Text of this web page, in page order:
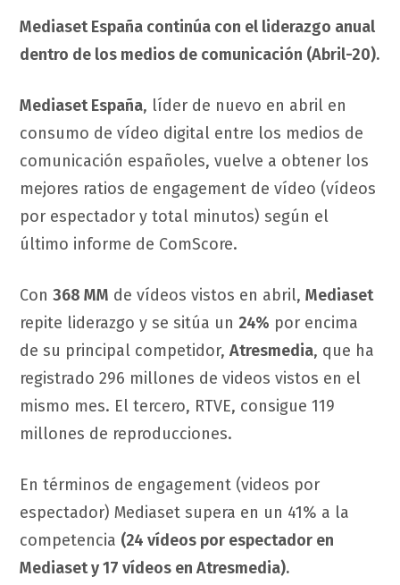
Mediaset España continúa con el liderazgo anual
dentro de los medios de comunicación (Abril-20).
Mediaset España, líder de nuevo en abril en
consumo de vídeo digital entre los medios de
comunicación españoles, vuelve a obtener los
mejores ratios de engagement de vídeo (vídeos
por espectador y total minutos) según el
último informe de ComScore.
Con 368 MM de vídeos vistos en abril, Mediaset
repite liderazgo y se sitúa un 24% por encima
de su principal competidor, Atresmedia, que ha
registrado 296 millones de videos vistos en el
mismo mes. El tercero, RTVE, consigue 119
millones de reproducciones.
En términos de engagement (videos por
espectador) Mediaset supera en un 41% a la
competencia (24 vídeos por espectador en
Mediaset y 17 vídeos en Atresmedia).